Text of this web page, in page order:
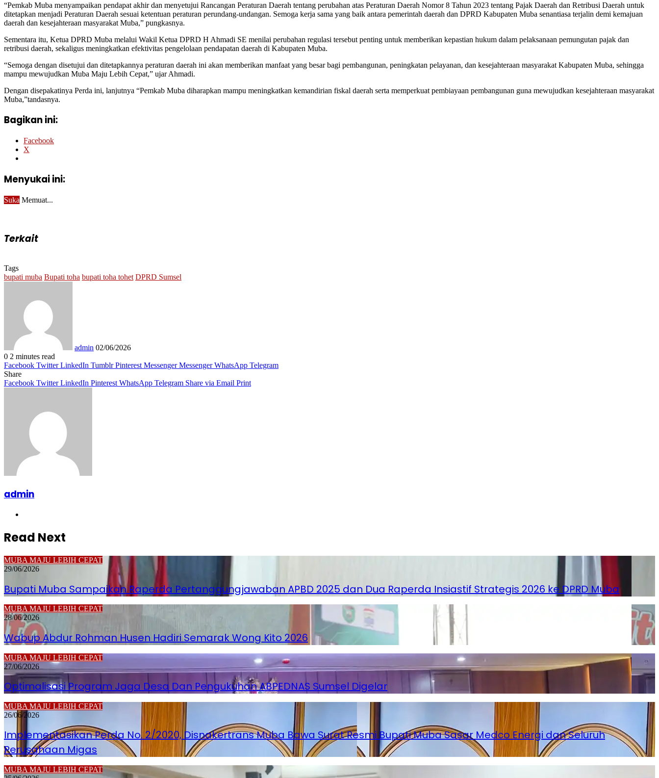
“Pemkab Muba menyampaikan pendapat akhir dan menyetujui Rancangan Peraturan Daerah tentang perubahan atas Peraturan Daerah Nomor 8 Tahun 2023 tentang Pajak Daerah dan Retribusi Daerah untuk
ditetapkan menjadi Peraturan Daerah sesuai ketentuan peraturan perundang-undangan. Semoga kerja sama yang baik antara pemerintah daerah dan DPRD Kabupaten Muba senantiasa terjalin demi kemajuan
daerah dan kesejahteraan masyarakat Muba,” pungkasnya.
Sementara itu, Ketua DPRD Muba melalui Wakil Ketua DPRD H Ahmadi SE menilai perubahan regulasi tersebut penting untuk memberikan kepastian hukum dalam pelaksanaan pemungutan pajak dan
retribusi daerah, sekaligus meningkatkan efektivitas pengelolaan pendapatan daerah di Kabupaten Muba.
“Semoga dengan disetujui dan ditetapkannya peraturan daerah ini akan memberikan manfaat yang besar bagi pembangunan, peningkatan pelayanan, dan kesejahteraan masyarakat Kabupaten Muba, sehingga
mampu mewujudkan Muba Maju Lebih Cepat,” ujar Ahmadi.
Dengan disepakatinya Perda ini, lanjutnya “Pemkab Muba diharapkan mampu meningkatkan kemandirian fiskal daerah serta memperkuat pembiayaan pembangunan guna mewujudkan kesejahteraan masyarakat
Muba,”tandasnya.
Bagikan ini:
Facebook
X
Menyukai ini:
Suka Memuat...
Terkait
Tags
bupati muba Bupati toha bupati toha tohet DPRD Sumsel
admin 02/06/2026
0 2 minutes read
Facebook Twitter LinkedIn Tumblr Pinterest Messenger Messenger WhatsApp Telegram
Share
Facebook Twitter LinkedIn Pinterest WhatsApp Telegram Share via Email Print
admin
Read Next
MUBA MAJU LEBIH CEPAT
29/06/2026
Bupati Muba Sampaikan Raperda Pertanggungjawaban APBD 2025 dan Dua Raperda Insiastif Strategis 2026 ke DPRD Muba
MUBA MAJU LEBIH CEPAT
28/06/2026
Wabup Abdur Rohman Husen Hadiri Semarak Wong Kito 2026
MUBA MAJU LEBIH CEPAT
27/06/2026
Optimalisasi Program Jaga Desa Dan Pengukuhan ABPEDNAS Sumsel Digelar
MUBA MAJU LEBIH CEPAT
26/06/2026
Implementasikan Perda No. 2/2020, Disnakertrans Muba Bawa Surat Resmi Bupati Muba Sasar Medco Energi dan Seluruh
Perusahaan Migas
MUBA MAJU LEBIH CEPAT